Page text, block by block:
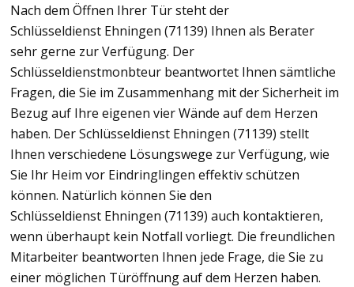
Nach dem Öffnen Ihrer Tür steht der
Schlüsseldienst Ehningen (71139) Ihnen als Berater
sehr gerne zur Verfügung. Der
Schlüsseldienstmonbteur beantwortet Ihnen sämtliche
Fragen, die Sie im Zusammenhang mit der Sicherheit im
Bezug auf Ihre eigenen vier Wände auf dem Herzen
haben. Der Schlüsseldienst Ehningen (71139) stellt
Ihnen verschiedene Lösungswege zur Verfügung, wie
Sie Ihr Heim vor Eindringlingen effektiv schützen
können. Natürlich können Sie den
Schlüsseldienst Ehningen (71139) auch kontaktieren,
wenn überhaupt kein Notfall vorliegt. Die freundlichen
Mitarbeiter beantworten Ihnen jede Frage, die Sie zu
einer möglichen Türöffnung auf dem Herzen haben.